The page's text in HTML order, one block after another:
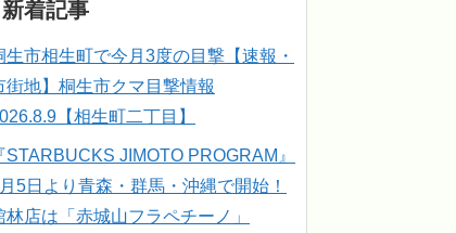
新着記事
生市相生町で今月3度の目撃【速報・
街地】桐生市クマ目撃情報
【相生町二丁目】
STARBUCKS JIMOTO PROGRAM』
5日より青森・群馬・沖縄で開始！
林店は「赤城山フラペチーノ」